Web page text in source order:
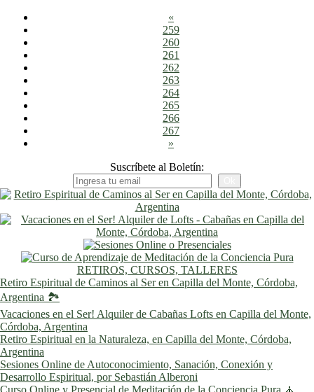
«
259
260
261
262
263
264
265
266
267
»
Suscríbete al Boletín:
RETIROS, CURSOS, TALLERES
Retiro Espiritual de Caminos al Ser en Capilla del Monte, Córdoba,
Argentina 🏞️
Vacaciones en el Ser! Alquiler de Cabañas Lofts en Capilla del Monte,
Córdoba, Argentina
Retiro Espiritual en la Naturaleza, en Capilla del Monte, Córdoba,
Argentina
Sesiones Online de Autoconocimiento, Sanación, Conexión y
Desarrollo Espiritual, por Sebastián Alberoni
Curso Online y Presencial de Meditación de la Conciencia Pura 🧘